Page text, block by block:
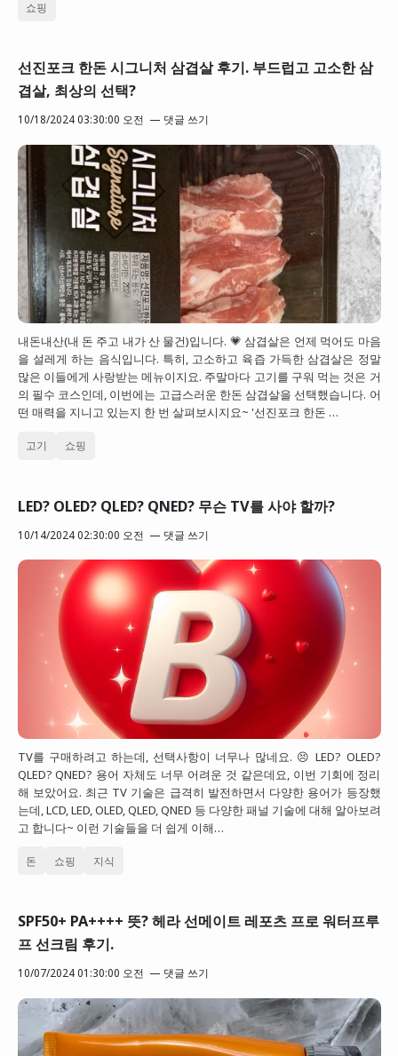
쇼핑
선진포크 한돈 시그니처 삼겹살 후기. 부드럽고 고소한 삼
겹살, 최상의 선택?
10/18/2024 03:30:00 오전 댓글 쓰기
내돈내산(내 돈 주고 내가 산 물건)입니다. 💗 삼겹살은 언제 먹어도 마음
을 설레게 하는 음식입니다. 특히, 고소하고 육즙 가득한 삼겹살은 정말
많은 이들에게 사랑받는 메뉴이지요. 주말마다 고기를 구워 먹는 것은 거
의 필수 코스인데, 이번에는 고급스러운 한돈 삼겹살을 선택했습니다. 어
떤 매력을 지니고 있는지 한 번 살펴보시지요~ '선진포크 한돈 …
고기 쇼핑
LED? OLED? QLED? QNED? 무슨 TV를 사야 할까?
10/14/2024 02:30:00 오전 댓글 쓰기
TV를 구매하려고 하는데, 선택사항이 너무나 많네요. 😣 LED? OLED?
QLED? QNED? 용어 자체도 너무 어려운 것 같은데요, 이번 기회에 정리
해 보았어요. 최근 TV 기술은 급격히 발전하면서 다양한 용어가 등장했
는데, LCD, LED, OLED, QLED, QNED 등 다양한 패널 기술에 대해 알아보려
고 합니다~ 이런 기술들을 더 쉽게 이해…
돈 쇼핑 지식
SPF50+ PA++++ 뜻? 헤라 선메이트 레포츠 프로 워터프루
프 선크림 후기.
10/07/2024 01:30:00 오전 댓글 쓰기